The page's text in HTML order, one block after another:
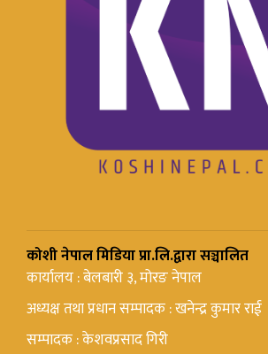
कोशी नेपाल मिडिया प्रा.लि.द्वारा सञ्चालित
कार्यालय : बेलबारी ३, मोरङ नेपाल
अध्यक्ष तथा प्रधान सम्पादक : खनेन्द्र कुमार राई
सम्पादक : केशवप्रसाद गिरी